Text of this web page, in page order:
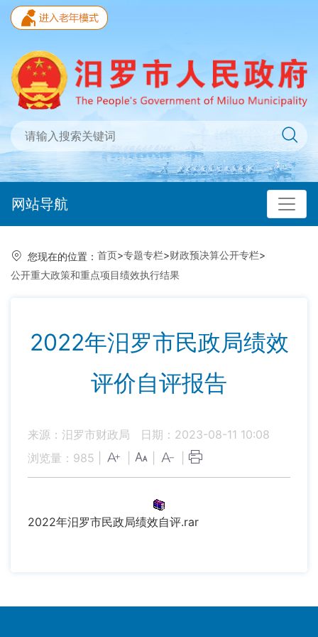
网站导航
您现在的位置： 首页>专题专栏>财政预决算公开专栏>
公开重大政策和重点项目绩效执行结果
2022年汨罗市民政局绩效
评价自评报告
来源：汨罗市财政局
日期：2023-08-11 10:08
浏览量： 985
2022年汨罗市民政局绩效自评.rar